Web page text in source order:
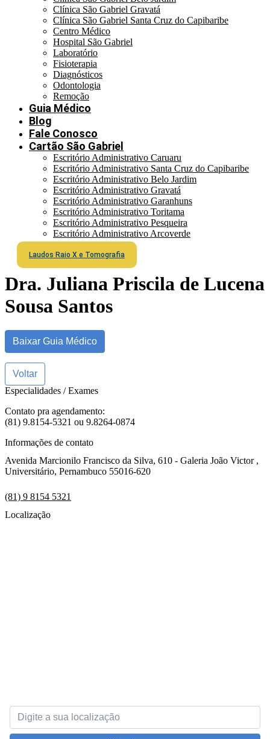
Clínica São Gabriel Gravatá
Clínica São Gabriel Santa Cruz do Capibaribe
Centro Médico
Hospital São Gabriel
Laboratório
Fisioterapia
Diagnósticos
Odontologia
Remoção
Guia Médico
Blog
Fale Conosco
Cartão São Gabriel
Escritório Administrativo Caruaru
Escritório Administrativo Santa Cruz do Capibaribe
Escritório Administrativo Belo Jardim
Escritório Administrativo Gravatá
Escritório Administrativo Garanhuns
Escritório Administrativo Toritama
Escritório Administrativo Pesqueira
Escritório Administrativo Arcoverde
Laudos Raio X e Tomografia
Dra. Juliana Priscila de Lucena
Sousa Santos
Baixar Guia Médico
Voltar
Especialidades / Exames
Contato pra agendamento:
(81) 9.8154-5321 ou 9.8264-0874
Informações de contato
Avenida Marcionilo Francisco da Silva, 610 - Galeria João Victor ,
Universitário, Pernambuco 55016-620
(81) 9 8154 5321
Localização